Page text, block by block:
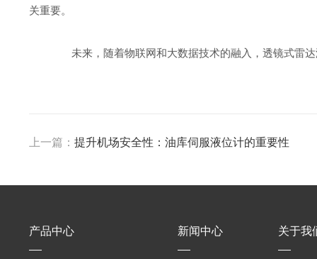
关重要。
未来，随着物联网和大数据技术的融入，透镜式雷达
上一篇： 提升机场安全性：油库伺服液位计的重要性
产品中心 新闻中心 关于我